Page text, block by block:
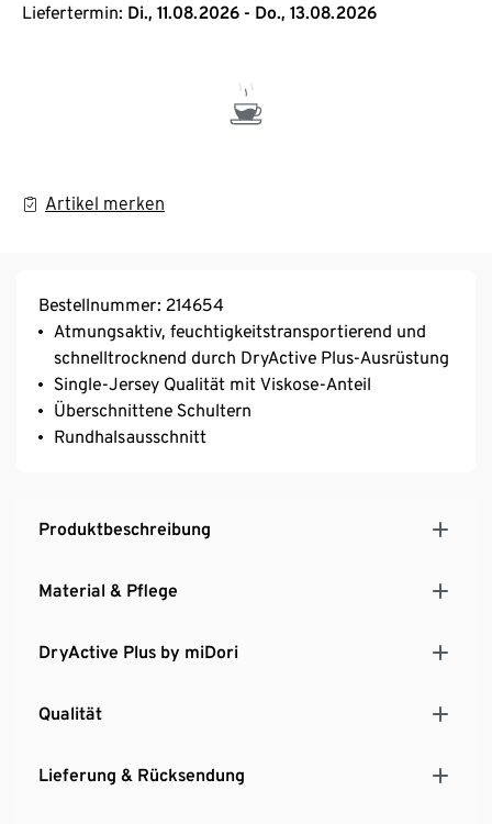
Liefertermin: Di., 11.08.2026 - Do., 13.08.2026
Artikel merken
Bestellnummer: 214654
Atmungsaktiv, feuchtigkeitstransportierend und
schnelltrocknend durch DryActive Plus-Ausrüstung
Single-Jersey Qualität mit Viskose-Anteil
Überschnittene Schultern
Rundhalsausschnitt
Produktbeschreibung
Material & Pflege
DryActive Plus by miDori
Qualität
Lieferung & Rücksendung